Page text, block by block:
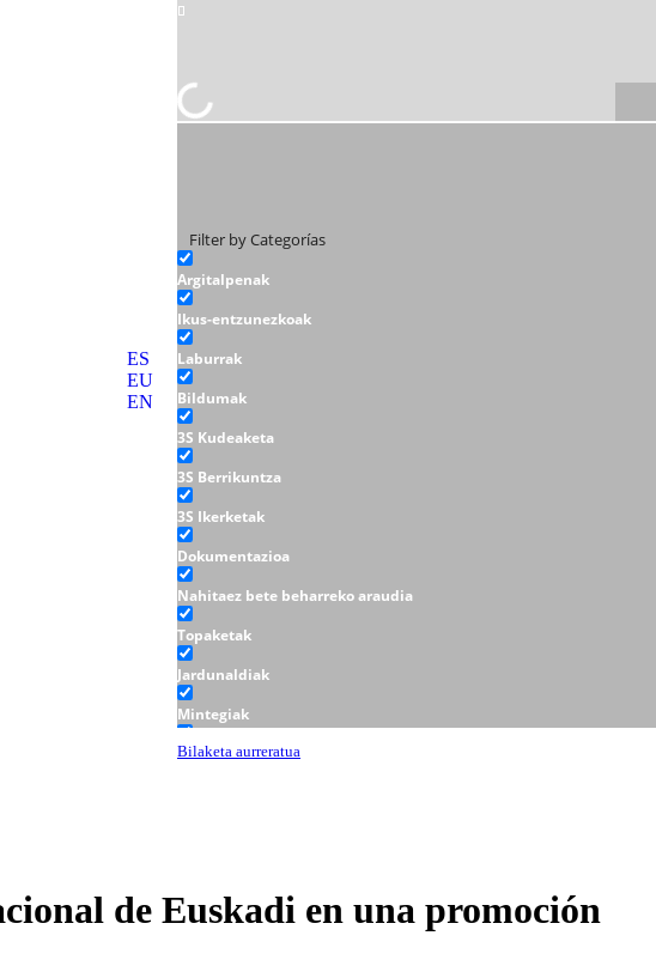
ES
EU
EN
Filter by Categorías
Argitalpenak
Ikus-entzunezkoak
Laburrak
Bildumak
3S Kudeaketa
3S Berrikuntza
3S Ikerketak
Dokumentazioa
Nahitaez bete beharreko araudia
Topaketak
Jardunaldiak
Mintegiak
Tailerrak
Bilaketa aurreratua
de Euskadi en una promoción